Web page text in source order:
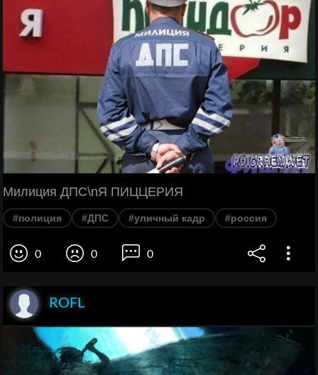
Милиция ДПС\nЯ ПИЦЦЕРИЯ
#полиция #ДПС #уличный кадр #россия
0 0 0
ROFL